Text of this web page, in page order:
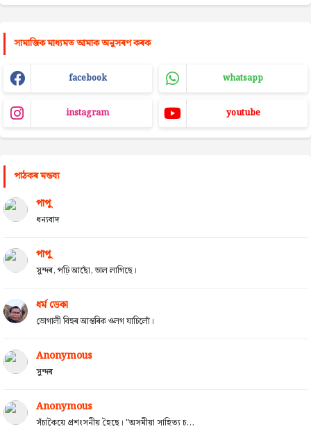
সামাজিক মাধ্যমত আমাক অনুসৰণ কৰক
facebook whatsapp
instagram youtube
পাঠকৰ মন্তব্য
পাপু
ধন্যবাদ
পাপু
সুন্দৰ, পঢ়ি আছোঁ, ভাল লাগিছে।
ধৰ্ম ডেকা
ভোগালী বিহুৰ আন্তৰিক ওলগ যাচিলোঁ।
Anonymous
সুন্দৰ
Anonymous
সঁচাকৈয়ে প্ৰশংসনীয় হৈছে। "অসমীয়া সাহিত্য চ...